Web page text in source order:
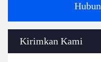
Kirimkan Kami